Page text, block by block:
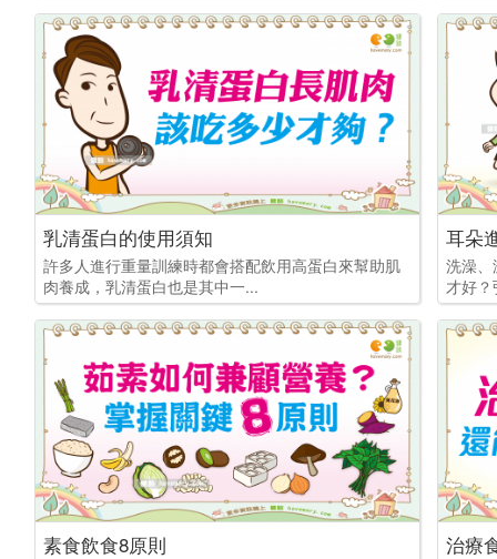
乳清蛋白的使用須知
許多人進行重量訓練時都會搭配飲用高蛋白來幫助肌
肉養成，乳清蛋白也是其中一...
耳朵
洗澡
才好
素食飲食8原則 治療